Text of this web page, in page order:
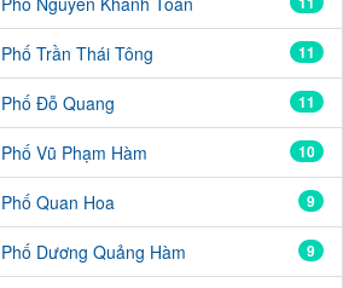
11
Trần Thái Tông
11
Đỗ Quang
10
Vũ Phạm Hàm
9
Quan Hoa
9
Dương Quảng Hàm